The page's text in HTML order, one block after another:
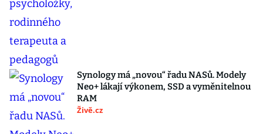
Synology má „novou“ řadu NASů. Modely
Neo+ lákají výkonem, SSD a vyměnitelnou
RAM
Živě.cz